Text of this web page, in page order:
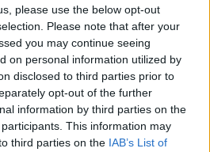
please use the below opt-out
Please note that after your
you may continue seeing
on personal information utilized by
disclosed to third parties prior to
opt-out of the further
information by third parties on the
participants. This information may
third parties on the IAB’s List of
20/09/2018 12:15
quindi un po' difficile
comoda per visitare la
Camper service non